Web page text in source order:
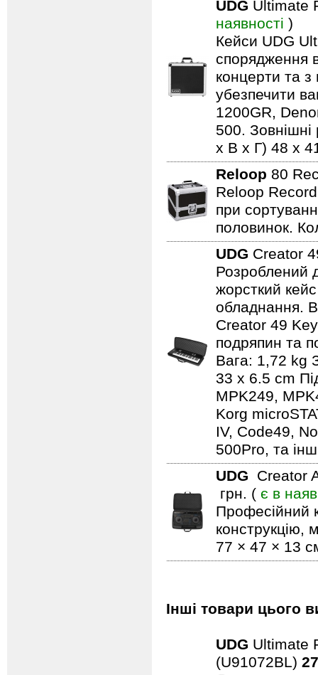
UDG Ultimate
наявності )
Кейси UDG
спорядження
концерти та з
убезпечити
1200GR,
500.
x В x Г) 48 x
Reloop 80
Reloop
при
половинок.
UDG Creator
Розроблений
жорсткий
обладнання.
Creator 49
подряпин та
Вага: 1,72 kg
33 x 6.5 cm
MPK249,
Korg
IV, Code49,
500Pro, та
UDG Creator
грн. ( є в
Професійний
конструкцію,
77 × 47 × 13
Інші товари цього
UDG Ultimate
(U91072BL)